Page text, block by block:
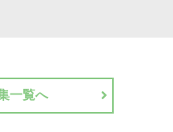
一覧へ